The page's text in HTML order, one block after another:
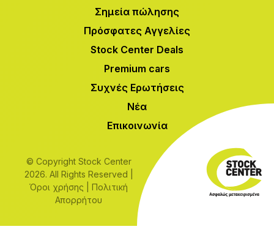
Σημεία πώλησης
Πρόσφατες Αγγελίες
Stock Center Deals
Premium cars
Συχνές Ερωτήσεις
Νέα
Επικοινωνία
© Copyright Stock Center
2026. All Rights Reserved |
Όροι χρήσης |Πολιτική
Απορρήτου